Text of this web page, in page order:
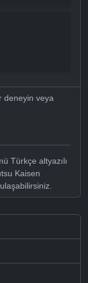
deneyin veya
Türkçe altyazılı
Kaisen
ulaşabilirsiniz.